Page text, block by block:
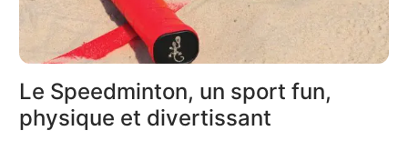
Le Speedminton, un sport fun,
physique et divertissant